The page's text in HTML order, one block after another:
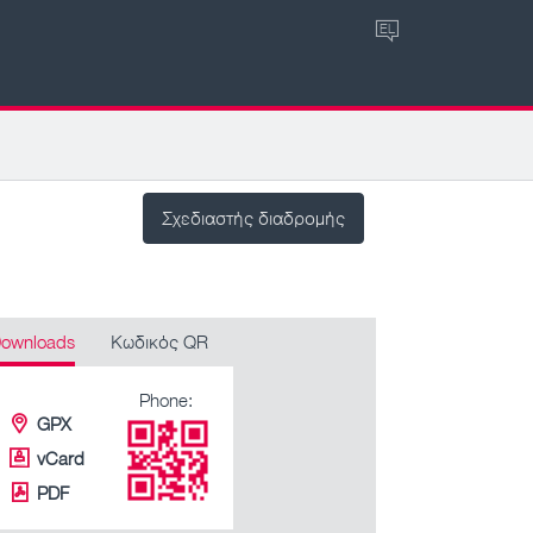
EL
Σχεδιαστής διαδρομής
Κωδικός QR
GPX
vCard
PDF
Phone: